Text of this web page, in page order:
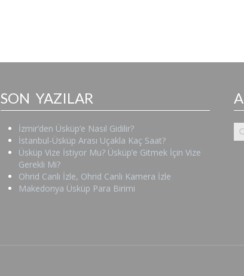
SON YAZILAR
İzmir’den Üsküp’e Nasıl Gidilir?
İstanbul-Üsküp Arası Uçakla Kaç Saat?
Üsküp Vize İstiyor Mu? Üsküp’e Gitmek İçin Vize
Gerekli Mi?
Ohrid Canlı İzle, Ohrid Canlı Kamera İzle
Makedonya Üsküp Para Birimi